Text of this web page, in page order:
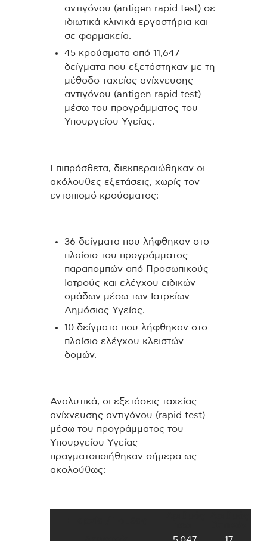
αντιγόνου (antigen rapid test) σε
ιδιωτικά κλινικά εργαστήρια και
σε φαρμακεία.
45 κρούσματα από 11,647
δείγματα που εξετάστηκαν με τη
μέθοδο ταχείας ανίχνευσης
αντιγόνου (antigen rapid test)
μέσω του προγράμματος του
Υπουργείου Υγείας.
Επιπρόσθετα, διεκπεραιώθηκαν οι
ακόλουθες εξετάσεις, χωρίς τον
εντοπισμό κρούσματος:
36 δείγματα που λήφθηκαν στο
πλαίσιο του προγράμματος
παραπομπών από Προσωπικούς
Ιατρούς και ελέγχου ειδικών
ομάδων μέσω των Ιατρείων
Δημόσιας Υγείας.
10 δείγματα που λήφθηκαν στο
πλαίσιο ελέγχου κλειστών
δομών.
Αναλυτικά, οι εξετάσεις ταχείας
ανίχνευσης αντιγόνου (rapid test)
μέσω του προγράμματος του
Υπουργείου Υγείας
πραγματοποιήθηκαν σήμερα ως
ακολούθως: